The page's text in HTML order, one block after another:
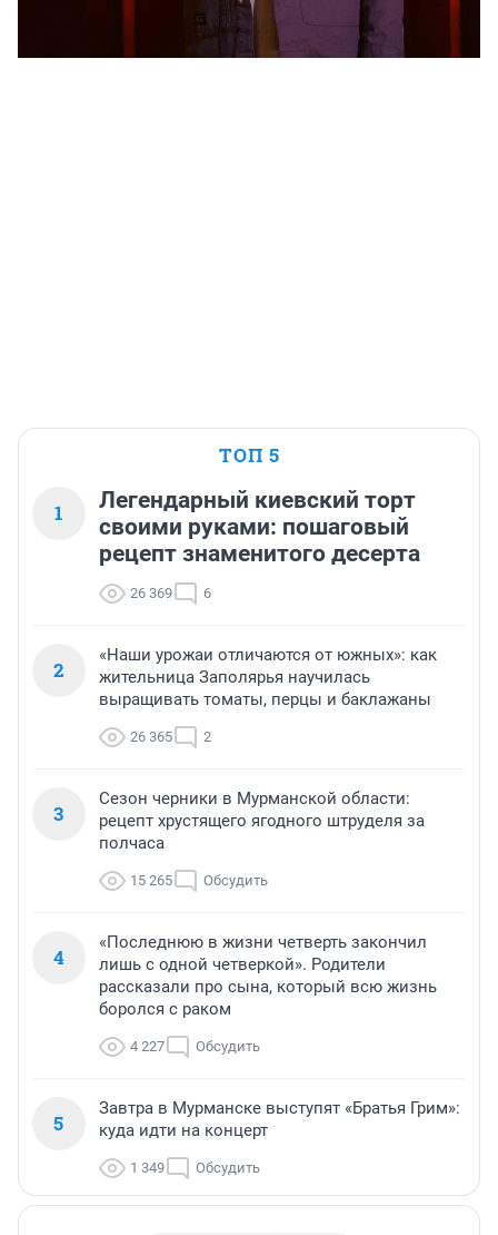
ТОП 5
1
Легендарный киевский торт
своими руками: пошаговый
рецепт знаменитого десерта
26 369 6
2
«Наши урожаи отличаются от южных»: как
жительница Заполярья научилась
выращивать томаты, перцы и баклажаны
26 365 2
3
Сезон черники в Мурманской области:
рецепт хрустящего ягодного штруделя за
полчаса
15 265 Обсудить
4
«Последнюю в жизни четверть закончил
лишь с одной четверкой». Родители
рассказали про сына, который всю жизнь
боролся с раком
4 227 Обсудить
5
Завтра в Мурманске выступят «Братья Грим»:
куда идти на концерт
1 349 Обсудить